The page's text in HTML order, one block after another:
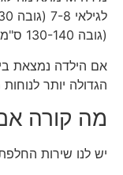
(גובה 130-140 ס"מ).
אם הילדה נמצאת
הגדולה יותר
מה קורה
יש לנו שירות